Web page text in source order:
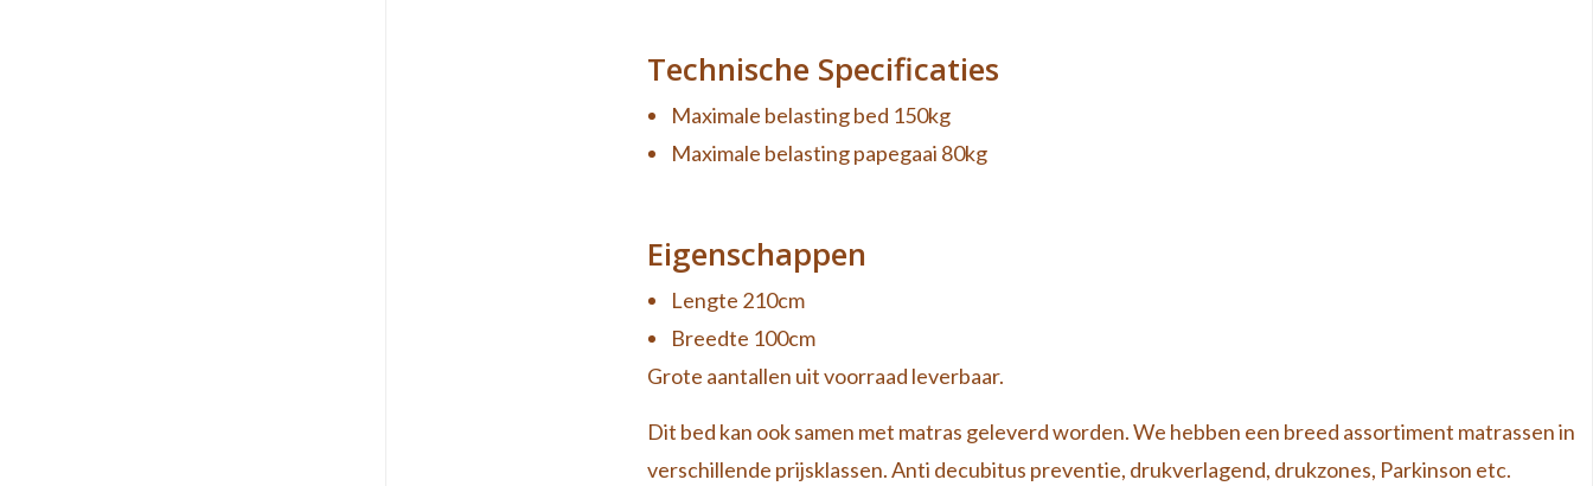
Technische Specificaties
Maximale belasting bed 150kg
Maximale belasting papegaai 80kg
Eigenschappen
Lengte 210cm
Breedte 100cm
Grote aantallen uit voorraad leverbaar.
Dit bed kan ook samen met matras geleverd worden. We hebben een breed assortiment matrassen in
verschillende prijsklassen. Anti decubitus preventie, drukverlagend, drukzones, Parkinson etc.